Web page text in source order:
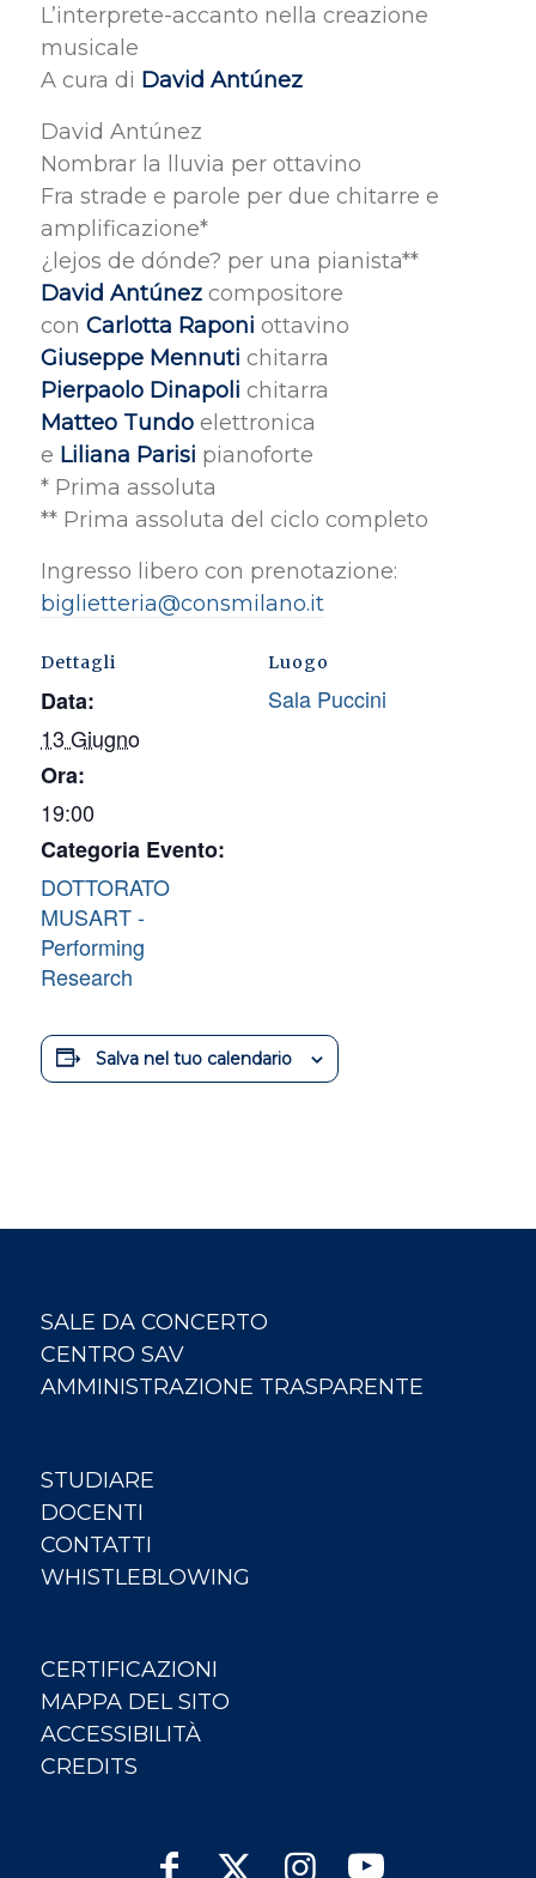
L’interprete-accanto nella creazione
musicale
A cura di David Antúnez
David Antúnez
Nombrar la lluvia per ottavino
Fra strade e parole per due chitarre e
amplificazione*
¿lejos de dónde? per una pianista**
David Antúnezcompositore
con Carlotta Raponi ottavino
Giuseppe Mennuti chitarra
Pierpaolo Dinapoli chitarra
Matteo Tundoelettronica
e Liliana Parisi pianoforte
* Prima assoluta
** Prima assoluta del ciclo completo
Ingresso libero con prenotazione:
biglietteria@consmilano.it
Dettagli
Data:
13 Giugno
Ora:
19:00
Categoria Evento:
DOTTORATO
MUSART -
Performing
Research
Luogo
Sala Puccini
Salva nel tuo calendario
SALE DA CONCERTO
CENTRO SAV
AMMINISTRAZIONE TRASPARENTE
STUDIARE
DOCENTI
CONTATTI
WHISTLEBLOWING
CERTIFICAZIONI
MAPPA DEL SITO
ACCESSIBILITÀ
CREDITS